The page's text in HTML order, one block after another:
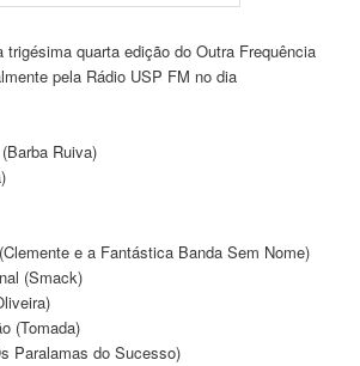
quarta edição do Outra Frequência
pela Rádio USP FM no dia
Ruiva)
e a Fantástica Banda Sem Nome)
(Smack)
(Tomada)
Paralamas do Sucesso)